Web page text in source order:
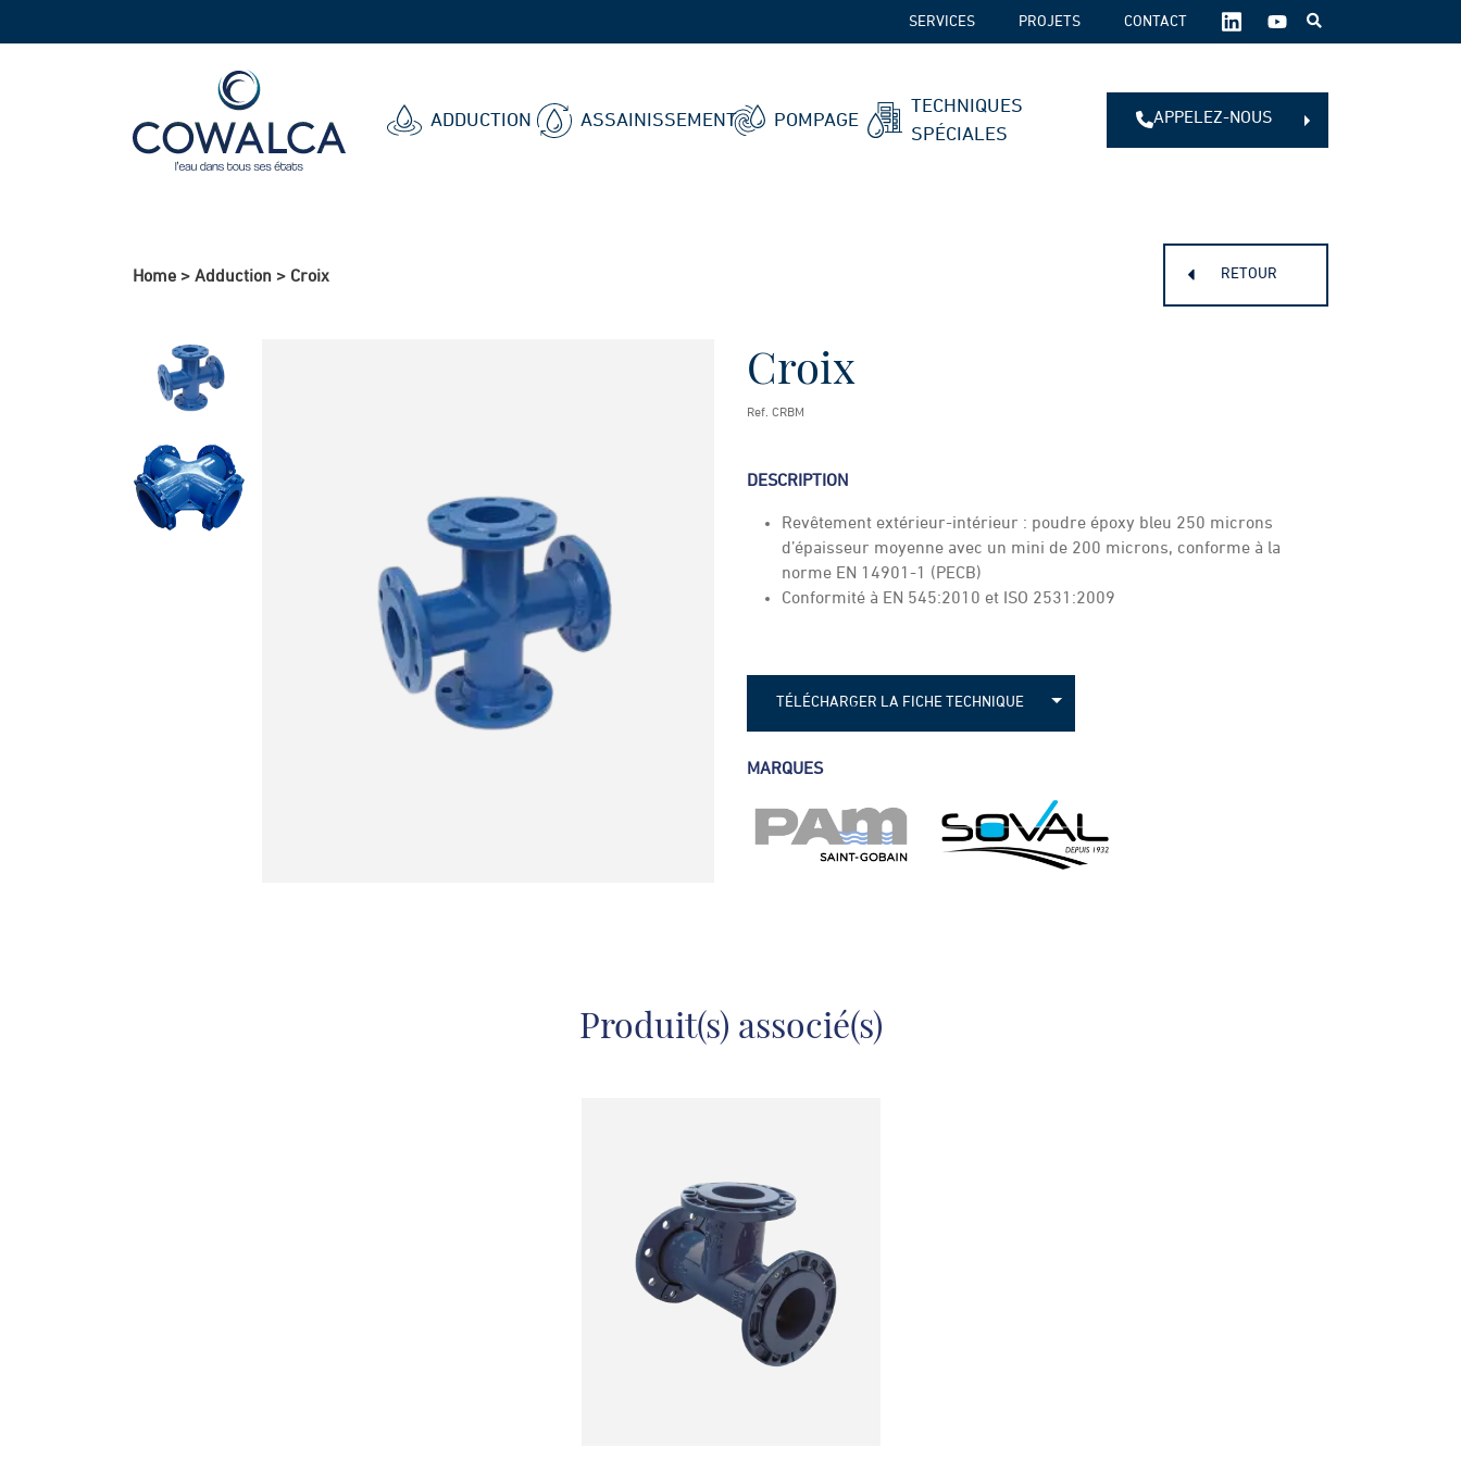
ADDUCTION ASSAINISSEMENT POMPAGE
TECHNIQUES
SPÉCIALES
SERVICES PROJETS CONTACT
SUIVEZ-
NOUS
APPELEZ-NOUS
Home > Adduction > Croix RETOUR
Croix
Ref. CRBM
DESCRIPTION
Revêtement extérieur-intérieur : poudre époxy bleu 250 microns
d’épaisseur moyenne avec un mini de 200 microns, conforme à la
norme EN 14901-1 (PECB)
Conformité à EN 545:2010 et ISO 2531:2009
TÉLÉCHARGER LA FICHE TECHNIQUE
MARQUES
Produit(s) associé(s)